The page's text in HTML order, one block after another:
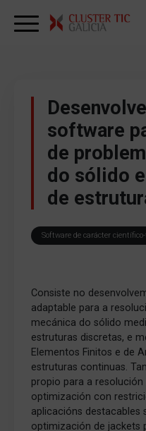
software
de
do sólido
de
Software de carácter
Consiste no
adaptable para a
mecánica do sólido
estruturas discretas, e
Elementos Finitos e de
estruturas continuas.
propio para a
optimización con
aplicacións destacables
optimización de jackets